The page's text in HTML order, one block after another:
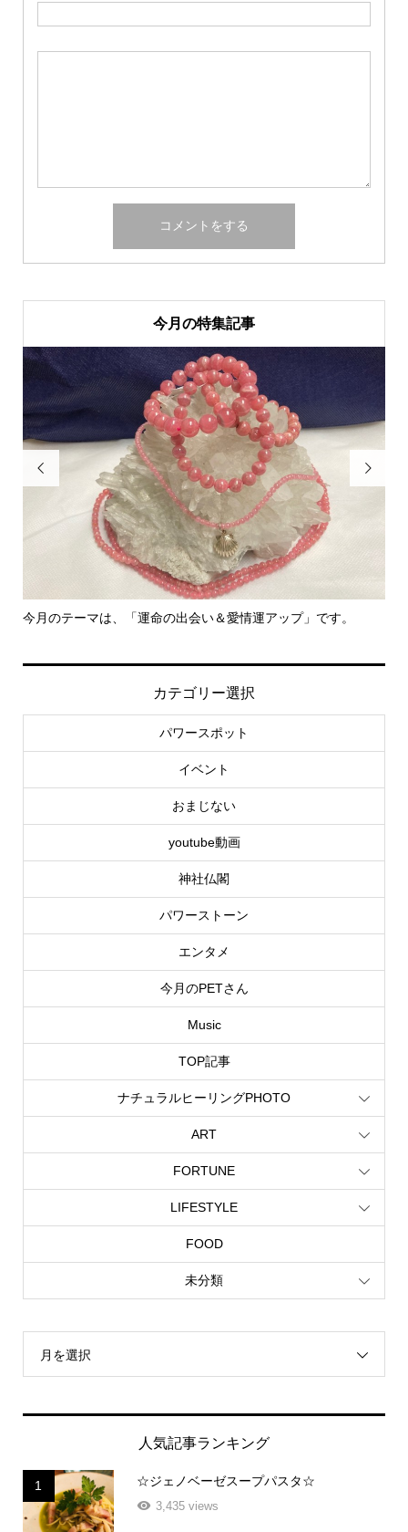
今月の特集記事

は、「運命の出会い＆愛情運アップ」です。 里親さん募集中！

カテゴリー選択
パワースポット
イベント
おまじない
youtube動画
神社仏閣
パワーストーン
エンタメ
今月のPETさん
Music
TOP記事
ナチュラルヒーリングPHOTO
ART
FORTUNE
LIFESTYLE
FOOD
未分類
月を選択
人気記事ランキング
1 ☆ジェノベーゼスープパスタ☆
3,435 views